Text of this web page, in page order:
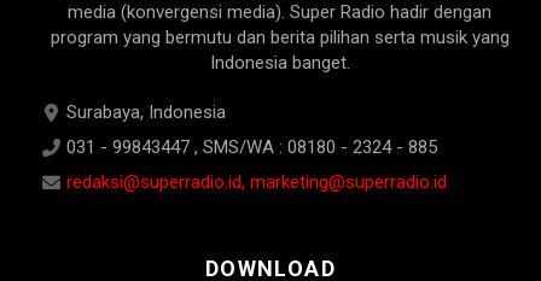
media (konvergensi media). Super Radio hadir dengan
program yang bermutu dan berita pilihan serta musik yang
Indonesia banget.
Surabaya, Indonesia
031 - 99843447 , SMS/WA : 08180 - 2324 - 885
redaksi@superradio.id, marketing@superradio.id
DOWNLOAD